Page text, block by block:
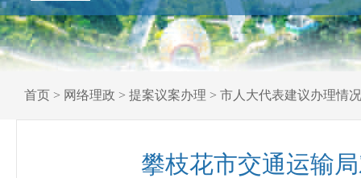
首页 > 网络理政 > 提案议案办理 > 市人大代表建议办理情况
攀枝花市交通运输